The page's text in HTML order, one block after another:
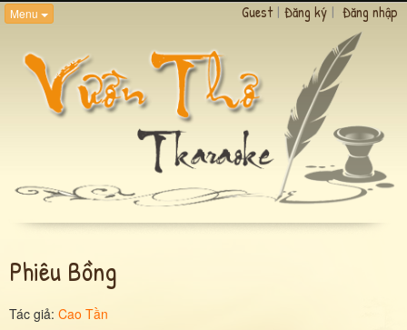
Menu Guest | Đăng ký | Đăng nhập
Phiêu Bồng
Tác giả: Cao Tần